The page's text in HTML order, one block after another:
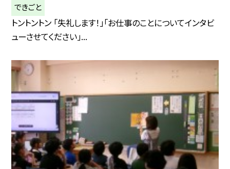
できごと
トントントン 「失礼します！」「お仕事のことについてインタビ
ューさせてください」...